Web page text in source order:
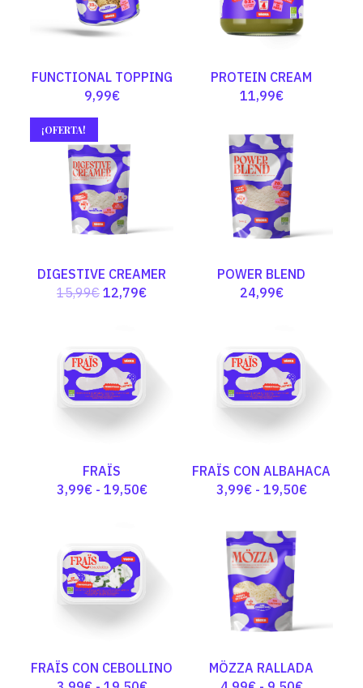
FUNCTIONAL TOPPING
9,99€
PROTEIN CREAM
11,99€
¡OFERTA!
DIGESTIVE CREAMER
15,99€ El
era:
15,99€.
12,79€El
es:
POWER BLEND
24,99€
FRAÏS
3,99€ - 19,50€Rango
desde
FRAÏS CON ALBAHACA
3,99€ - 19,50€Rango
19,50€
FRAÏS CON CEBOLLINO
MÖZZA RALLADA